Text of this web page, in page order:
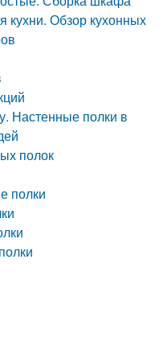
Обзор кухонных
Настенные полки в
полок
полки